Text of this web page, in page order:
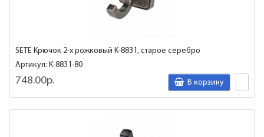
SETE Крючок 2-х рожковый K-8831, старое серебро
Артикул: K-8831-80
748.00р. В корзину